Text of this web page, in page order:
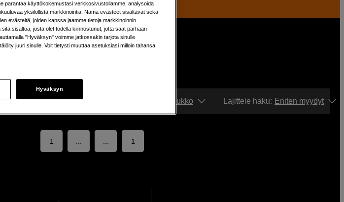
Ruudukko Lajittele haku: Eniten myydyt
1 1
-tuotteista – 7.8. asti!
parantaa käyttökokemustasi verkkosivustollamme, analysoida
yksilöllistä markkinointia. Nämä evästeet sisältävät sekä
evästeitä, joiden kanssa jaamme tietoja markkinoinnin
sisältöä, josta olet todella kiinnostunut, jotta saat parhaan
"Hyväksyn" voimme jatkossakin tarjota sinulle
juuri sinulle. Voit tietysti muuttaa asetuksiasi milloin tahansa.
Hyväksyn